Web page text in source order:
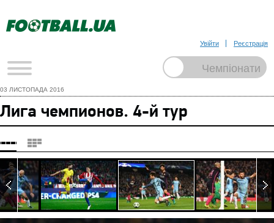
Увійти Реєстрація
03 ЛИСТОПАДА 2016
Лига чемпионов. 4-й тур